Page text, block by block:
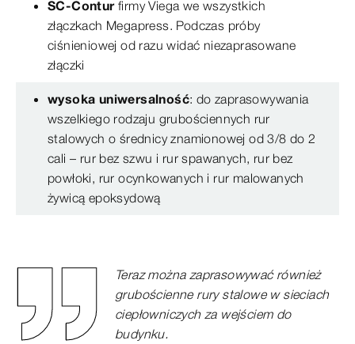
SC-Contur firmy Viega we wszystkich
złączkach Megapress. Podczas próby
ciśnieniowej od razu widać niezaprasowane
złączki
wysoka uniwersalność: do zaprasowywania
wszelkiego rodzaju grubościennych rur
stalowych o średnicy znamionowej od 3/8 do 2
cali – rur bez szwu i rur spawanych, rur bez
powłoki, rur ocynkowanych i rur malowanych
żywicą epoksydową
Teraz można zaprasowywać również
grubościenne rury stalowe w sieciach
ciepłowniczych za wejściem do
budynku.